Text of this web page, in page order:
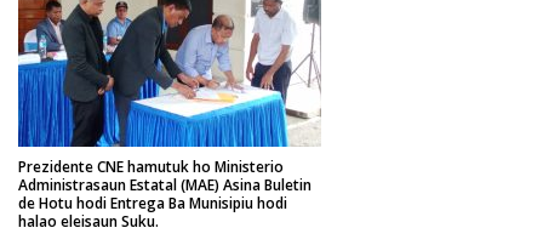
Prezidente CNE hamutuk ho Ministerio
Administrasaun Estatal (MAE) Asina Buletin
de Hotu hodi Entrega Ba Munisipiu hodi
halao eleisaun Suku.